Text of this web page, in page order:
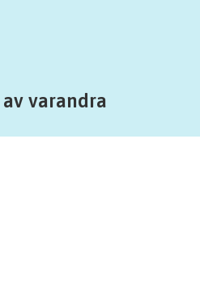
varandra